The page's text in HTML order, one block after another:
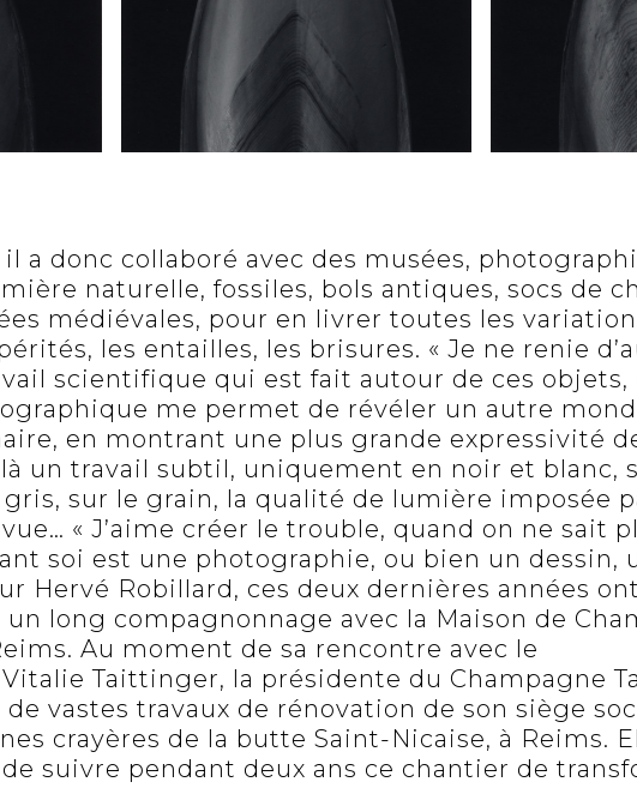
il a donc collaboré avec des musées,
naturelle, fossiles, bols antiques, socs de
médiévales, pour en livrer toutes les
les entailles, les brisures. « Je ne renie
scientifique qui est fait autour de ces objets,
me permet de révéler un autre
en montrant une plus grande expressivité
là un travail subtil, uniquement en noir et blanc,
gris, sur le grain, la qualité de lumière imposée
« J’aime créer le trouble, quand on ne sait
soi est une photographie, ou bien un dessin,
Hervé Robillard, ces deux dernières années
long compagnonnage avec la Maison de
Au moment de sa rencontre avec le
Taittinger, la présidente du Champagne
vastes travaux de rénovation de son siège
crayères de la butte Saint-Nicaise, à Reims.
suivre pendant deux ans ce chantier de